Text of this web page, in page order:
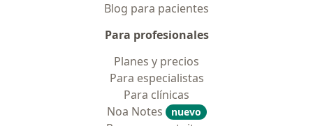
Blog para pacientes
Para profesionales
Planes y precios
Para especialistas
Para clínicas
Noa Notes
nuevo